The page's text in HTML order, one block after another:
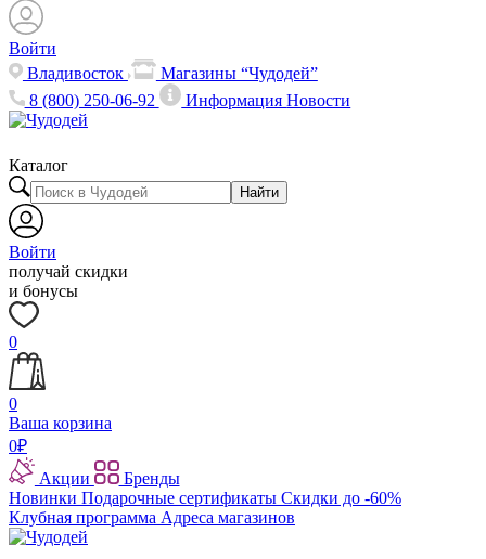
Войти
Владивосток
Магазины “Чудодей”
8 (800) 250-06-92
ИнформацияНовости
Каталог
Найти
Войти
получай скидки
и бонусы
0
0
Ваша корзина
0₽
Акции
Бренды
Новинки Подарочные сертификаты Скидки до -60%
Клубная программа Адреса магазинов